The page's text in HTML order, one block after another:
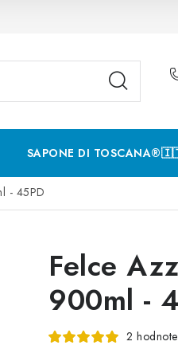
SAPONE DI
- 45PD
Felce
900ml -
2